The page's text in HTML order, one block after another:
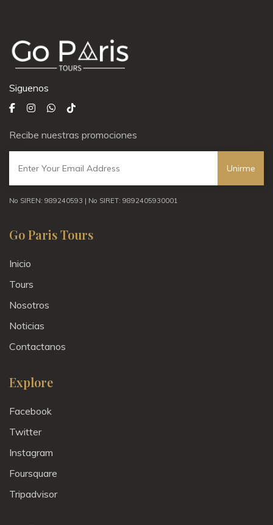
Siguenos
Recibe nuestras promociones
Unirme
No SIREN: 989240593 | No SIRET: 9892405930001
Go Paris Tours
Inicio
Tours
Nosotros
Noticias
Contactanos
Explore
Facebook
Twitter
Instagram
Foursquare
Tripadvisor